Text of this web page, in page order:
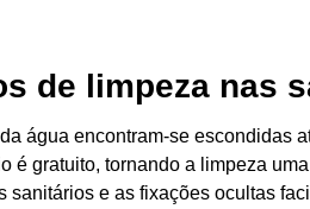
de limpeza nas
água encontram-se escondidas
é gratuito, tornando a limpeza
sanitários e as fixações ocultas